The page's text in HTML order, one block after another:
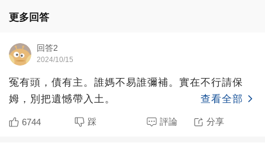
更多回答
回答2
2024/10/15
冤有頭，債有主。誰媽不易誰彌補。實在不行請保
姆，別把遺憾帶入土。
查看全部
6744 踩 評論 分享